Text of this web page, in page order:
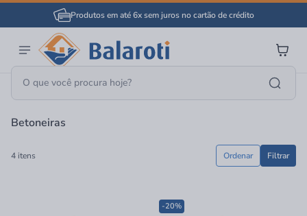
Produtos em até 6x sem juros no cartão de crédito
Página Inicial Ferramentas
Betoneiras
4 itens Filtrar
Ordenar
-20%